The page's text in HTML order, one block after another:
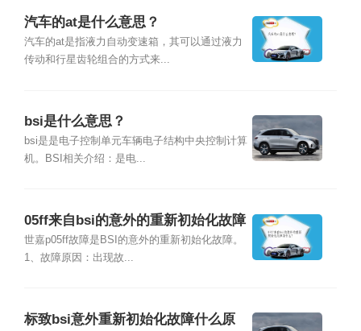
汽车的at是什么意思？
汽车的at是指液力自动变速箱，其可以通过液力
传动和行星齿轮组合的方式来...
bsi是什么意思？
bsi是是电子控制单元车辆电子结构中央控制计算
机。BSI相关介绍：是电...
05ff来自bsi的意外的重新初始化故障
是什么？
世嘉p05ff故障是BSI的意外的重新初始化故障。
1、故障原因：出现故...
标致bsi意外重新初始化故障什么原